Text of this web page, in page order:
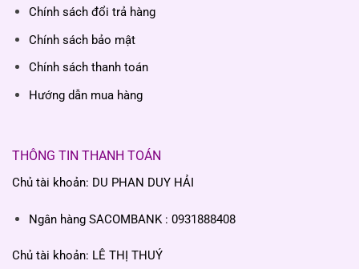
Chính sách đổi trả hàng
Chính sách bảo mật
Chính sách thanh toán
Hướng dẫn mua hàng
THÔNG TIN THANH TOÁN
Chủ tài khoản: DU PHAN DUY HẢI
Ngân hàng SACOMBANK : 0931888408
Chủ tài khoản: LÊ THỊ THUÝ